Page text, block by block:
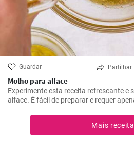
Guardar Partilhar
Molho para alface
Experimente esta receita refrescante e
alface. É fácil de preparar e requer
carne grelhada.
Mais